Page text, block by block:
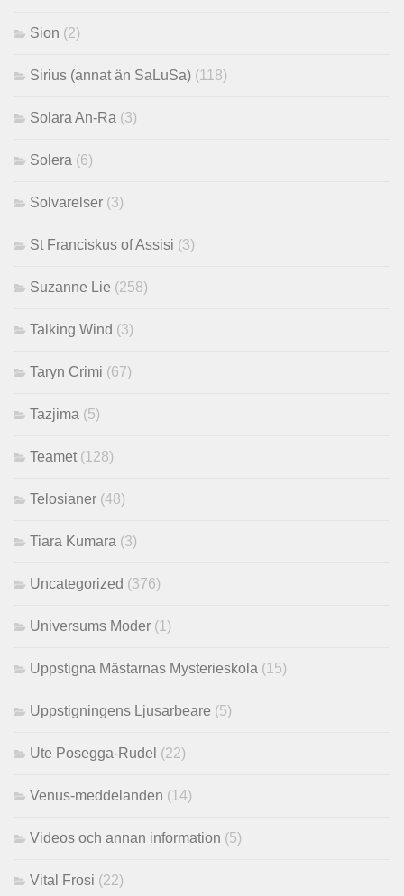
Sion (2)
Sirius (annat än SaLuSa) (118)
Solara An-Ra (3)
Solera (6)
Solvarelser (3)
St Franciskus of Assisi (3)
Suzanne Lie (258)
Talking Wind (3)
Taryn Crimi (67)
Tazjima (5)
Teamet (128)
Telosianer (48)
Tiara Kumara (3)
Uncategorized (376)
Universums Moder (1)
Uppstigna Mästarnas Mysterieskola (15)
Uppstigningens Ljusarbeare (5)
Ute Posegga-Rudel (22)
Venus-meddelanden (14)
Videos och annan information (5)
Vital Frosi (22)